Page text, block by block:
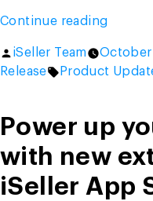
Continue reading“New
Theme
for
Posted
by
iSeller Team October
Release
Tags:
Product
Power up
with new
iSeller App